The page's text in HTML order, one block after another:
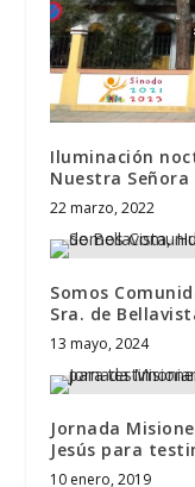
Iluminación
Nuestra Señora
22 marzo, 2022
Somos
Sra. de
13 mayo, 2024
Jornada
Jesús para
10 enero, 2019